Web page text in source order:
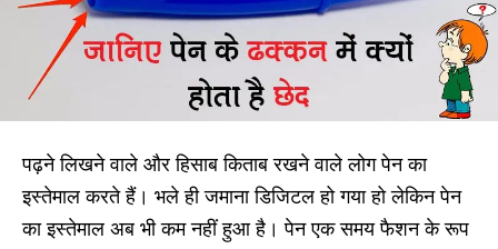
पढ़ने लिखने वाले और हिसाब किताब रखने वाले लोग पेन का
इस्तेमाल करते हैं। भले ही जमाना डिजिटल हो गया हो लेकिन पेन
का इस्तेमाल अब भी कम नहीं हुआ है। पेन एक समय फैशन के रूप